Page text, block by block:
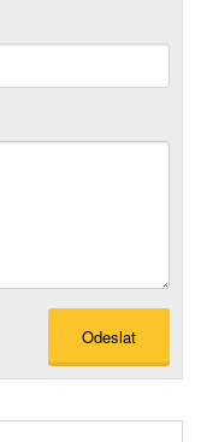
Odeslat